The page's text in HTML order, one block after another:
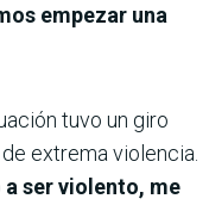
empezar una
tuvo un giro
extrema violencia.
a ser violento, me